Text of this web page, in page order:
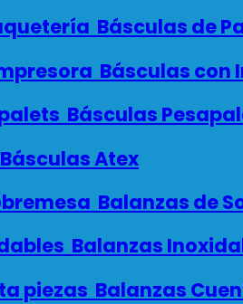
Básculas de
Básculas con
Básculas
Básculas Atex
Balanzas de
Balanzas
Balanzas